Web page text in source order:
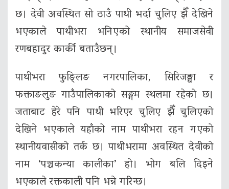
छ। देवी अवस्थित सो ठाउँ पाथी भर्दा चुलिए झैँ देखिने
भएकाले पाथीभरा भनिएको स्थानीय समाजसेवी
रणबहादुर कार्की बताउँछन्।
पाथीभरा फुङ्लिङ नगरपालिका, सिरिजङ्घा र
फक्ताङलुङ गाउँपालिकाको सङ्गम स्थलमा रहेको छ।
जताबाट हेरे पनि पाथी भरिएर चुलिए झैँ चुलिएको
देखिने भएकाले यहाँको नाम पाथीभरा रहन गएको
स्थानीयवासीको तर्क छ। पाथीभरामा अवस्थित देवीको
नाम ‘पञ्चकन्या कालीका’ हो। भोग बलि दिइने
भएकाले रक्तकाली पनि भन्ने गरिन्छ।